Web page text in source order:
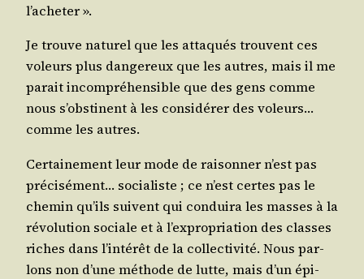
l’acheter ».
Je trouve natu­rel que les atta­qués trouvent ces
voleurs plus dan­ge­reux que les autres, mais il me
parait incom­pré­hen­sible que des gens comme
nous s’obs­tinent à les consi­dé­rer des voleurs…
comme les autres.
Cer­tai­ne­ment leur mode de rai­son­ner n’est pas
pré­ci­sé­ment… socia­liste ; ce n’est certes pas le
che­min qu’ils suivent qui condui­ra les masses à la
révo­lu­tion sociale et à l’ex­pro­pria­tion des classes
riches dans l’in­té­rêt de la col­lec­ti­vi­té. Nous par­
lons non d’une méthode de lutte, mais d’un épi­